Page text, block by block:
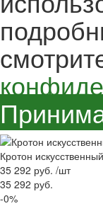
Кротон искусственный
35 292 руб. /шт
35 292 руб.
-0%